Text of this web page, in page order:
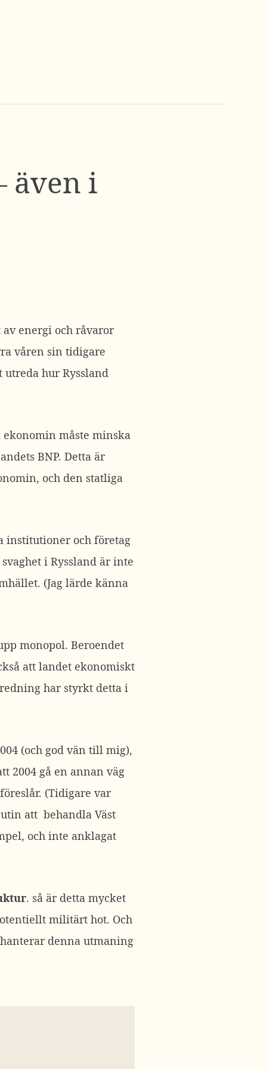
även i
energi och råvaror
våren sin tidigare
utreda hur Ryssland
måste minska
BNP. Detta är
och den statliga
institutioner och företag
i Ryssland är inte
(Jag lärde känna
monopol. Beroendet
att landet ekonomiskt
har styrkt detta i
(och god vän till mig),
2004 gå en annan väg
(Tidigare var
att behandla Väst
och inte anklagat
. så är detta mycket
militärt hot. Och
denna utmaning